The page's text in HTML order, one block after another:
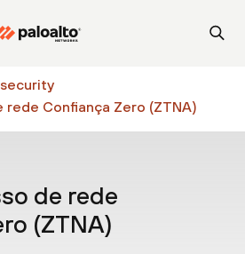
rede Confiança Zero (ZTNA)
de rede
(ZTNA)